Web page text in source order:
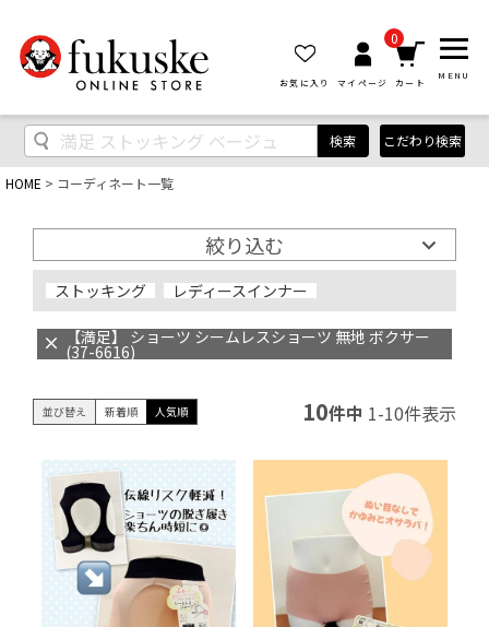
お気に入り マイページ
0
カート
MENU
検索 こだわり検索
HOME コーディネート一覧
絞り込む
ストッキング レディースインナー
【満足】 ショーツ シームレスショーツ 無地 ボクサー
(37-6616)
並び替え 新着順 人気順 10件中 1-10件表示